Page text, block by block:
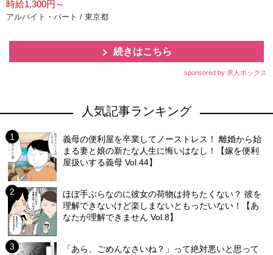
時給1,300円～
アルバイト・パート / 東京都
続きはこちら
sponsored by 求人ボックス
人気記事ランキング
義母の便利屋を卒業してノーストレス！ 離婚から始
まる妻と娘の新たな人生に悔いはなし！【嫁を便利
屋扱いする義母 Vol.44】
ほぼ手ぶらなのに彼女の荷物は持ちたくない？ 彼を
理解できないけど楽しまないともったいない！【あ
なたが理解できません Vol.8】
「あら、ごめんなさいね？」って絶対悪いと思って